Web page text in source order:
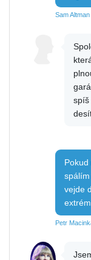
Sam Altman
spíš
Pokud
vejde
Petr